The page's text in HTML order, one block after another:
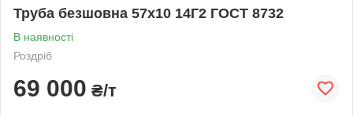
Труба безшовна 57х10 14Г2 ГОСТ 8732
В наявності
Роздріб
69 000 ₴/т